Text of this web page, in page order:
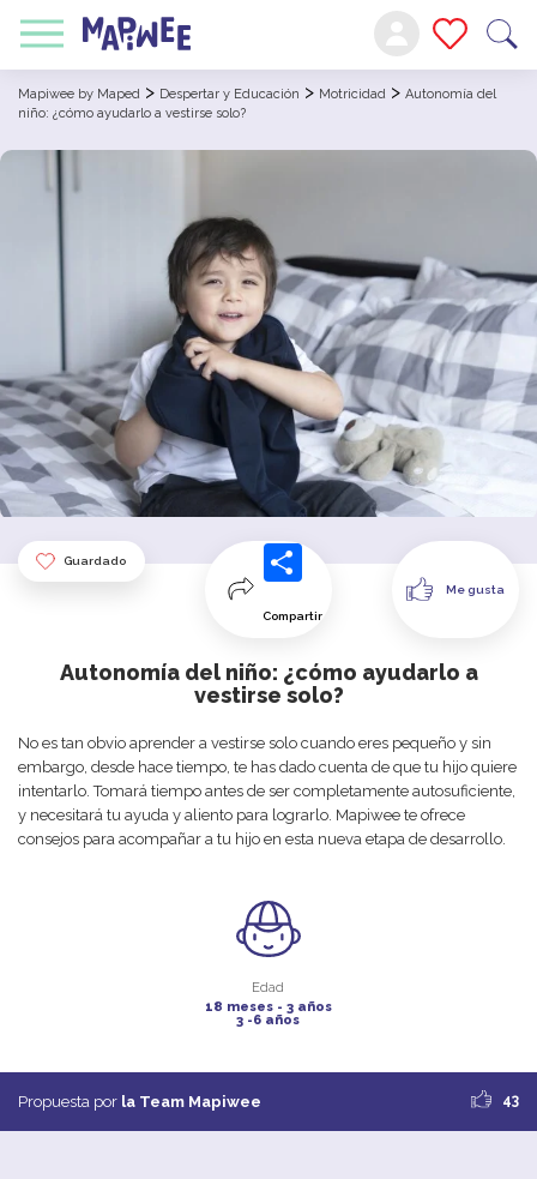
Mapiwee by Maped > Despertar y Educación > Motricidad > Autonomía del
niño: ¿cómo ayudarlo a vestirse solo?
Guardado
Compartir
Me gusta
Autonomía del niño: ¿cómo ayudarlo a
vestirse solo?
No es tan obvio aprender a vestirse solo cuando eres pequeño y sin
embargo desde hace tiempo , te has dado cuenta de que tu hijo quiere
intentarlo .Tomará tiempo antes de ser completamente autosuficiente
y necesitará tu ayuda y aliento para lograrlo Mapiwee te ofrece
consejos para acompañar a tu hijo en esta nueva etapa de desarrollo
Edad
18 meses - 3 años
3 -6 años
Propuesta por la Team Mapiwee 43